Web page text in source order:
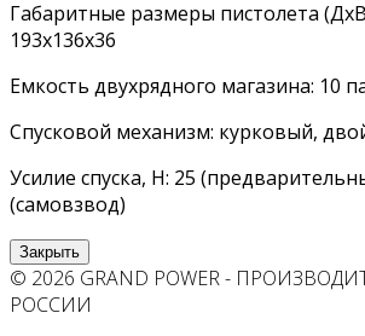
Габаритные размеры пистолета
193х136х36
Емкость двухрядного магазина: 10
Спусковой механизм: курковый,
Усилие спуска, Н: 25
(самовзвод)
Закрыть
© 2026 GRAND POWER -
РОССИИ